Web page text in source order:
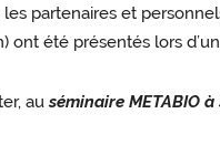
partenaires et
ont été présentés lors
auséminaire METABIO